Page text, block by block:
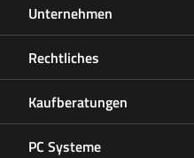
Unternehmen
Rechtliches
Kaufberatungen
PC Systeme